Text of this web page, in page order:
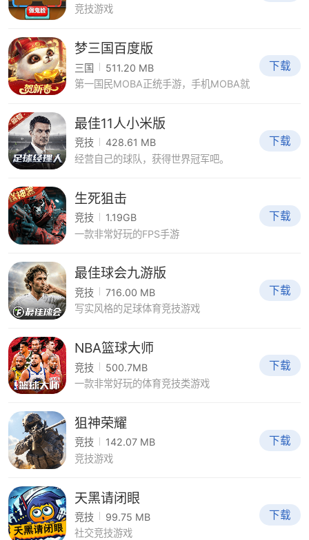
竞技游戏
梦三国百度版
三国
511.20 MB
第一国民MOBA正统手游，手机MOBA就
下载
最佳11人小米版
竞技
428.61 MB
经营自己的球队，获得世界冠军吧。
下载
生死狙击
竞技
1.19GB
一款非常好玩的FPS手游
下载
最佳球会九游版
竞技
716.00 MB
写实风格的足球体育竞技游戏
下载
NBA篮球大师
竞技
500.7MB
一款非常好玩的体育竞技类游戏
下载
狙神荣耀
竞技
142.07 MB
竞技游戏
下载
天黑请闭眼
竞技
99.75 MB
社交竞技游戏
下载